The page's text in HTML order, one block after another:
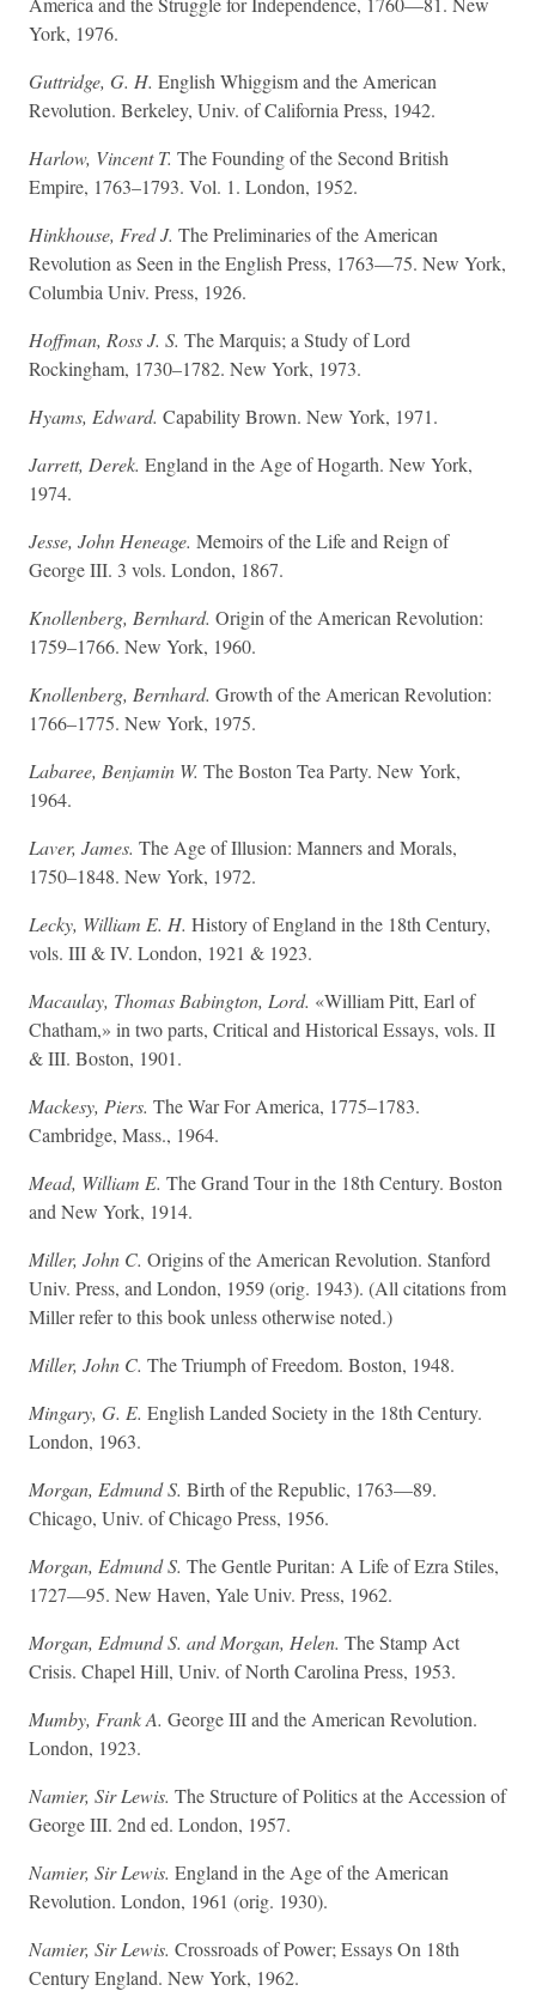
York, 1976.
Guttridge, G. H. English Whiggism and the American
Revolution. Berkeley, Univ. of California Press, 1942.
Harlow, Vincent T. The Founding of the Second British
Empire, 1763–1793. Vol. 1. London, 1952.
Hinkhouse, Fred J. The Preliminaries of the American
Revolution as Seen in the English Press, 1763—75. New York,
Columbia Univ. Press, 1926.
Hoffman, Ross J. S. The Marquis; a Study of Lord
Rockingham, 1730–1782. New York, 1973.
Hyams, Edward. Capability Brown. New York, 1971.
Jarrett, Derek. England in the Age of Hogarth. New York,
1974.
Jesse, John Heneage. Memoirs of the Life and Reign of
George III. 3 vols. London, 1867.
Knollenberg, Bernhard. Origin of the American Revolution:
1759–1766. New York, 1960.
Knollenberg, Bernhard. Growth of the American Revolution:
1766–1775. New York, 1975.
Labaree, Benjamin W. The Boston Tea Party. New York,
1964.
Laver, James. The Age of Illusion: Manners and Morals,
1750–1848. New York, 1972.
Lecky, William E. H. History of England in the 18th Century,
vols. III & IV. London, 1921 & 1923.
Macaulay, Thomas Babington, Lord. «William Pitt, Earl of
Chatham,» in two parts, Critical and Historical Essays, vols. II
& III. Boston, 1901.
Mackesy, Piers. The War For America, 1775–1783.
Cambridge, Mass., 1964.
Mead, William E. The Grand Tour in the 18th Century. Boston
and New York, 1914.
Miller, John C. Origins of the American Revolution. Stanford
Univ. Press, and London, 1959 (orig. 1943). (All citations from
Miller refer to this book unless otherwise noted.)
Miller, John C. The Triumph of Freedom. Boston, 1948.
Mingary, G. E. English Landed Society in the 18th Century.
London, 1963.
Morgan, Edmund S. Birth of the Republic, 1763—89.
Chicago, Univ. of Chicago Press, 1956.
Morgan, Edmund S. The Gentle Puritan: A Life of Ezra Stiles,
1727—95. New Haven, Yale Univ. Press, 1962.
Morgan, Edmund S. and Morgan, Helen. The Stamp Act
Crisis. Chapel Hill, Univ. of North Carolina Press, 1953.
Mumby, Frank A. George III and the American Revolution.
London, 1923.
Namier, Sir Lewis. The Structure of Politics at the Accession of
George III. 2nd ed. London, 1957.
Namier, Sir Lewis. England in the Age of the American
Revolution. London, 1961 (orig. 1930).
Namier, Sir Lewis. Crossroads of Power; Essays On 18th
Century England. New York, 1962.